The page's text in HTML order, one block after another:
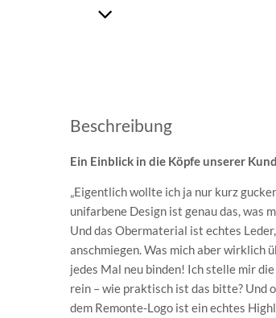
Beschreibung
Ein Einblick in die Köpfe unserer
„Eigentlich wollte ich ja nur kurz
unifarbene Design ist genau das, was
Und das Obermaterial ist echtes
anschmiegen. Was mich aber wirklich
jedes Mal neu binden! Ich stelle mir
rein – wie praktisch ist das bitte? Und
dem Remonte-Logo ist ein echtes